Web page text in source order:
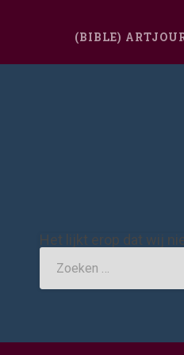
(BIBLE)
Het lijkt erop dat wij